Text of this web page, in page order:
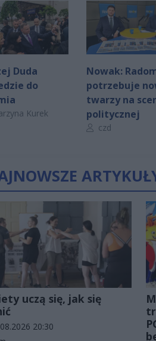
Duda
do
Kurek
Nowak:
potrzebuje
twarzy na
politycznej
Autor artykułu:
czd
uczą się, jak się
artykułu:
20:30